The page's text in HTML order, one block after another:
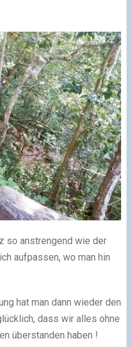
so anstrengend wie der
aufpassen, wo man hin
hat man dann wieder den
dass wir alles ohne
überstanden haben !